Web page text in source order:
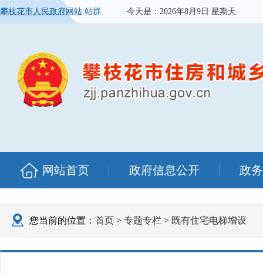
攀枝花市人民政府网站 站群 今天是： 2026年8月9日 星期天
网站首页 政府信息公开 政
您当前的位置： 首页 > 专题专栏 > 既有住宅电梯增设